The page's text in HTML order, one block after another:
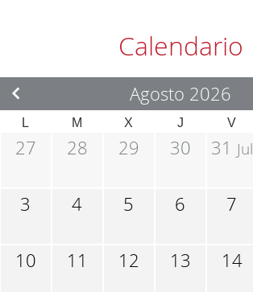
Calendario
Agosto 2026
L M X J V
27 28 29 30 31 Jul
3 4 5 6 7
10 11 12 13 14